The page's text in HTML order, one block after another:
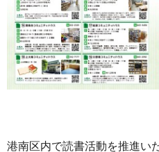
港南区内で読書活動を推進い